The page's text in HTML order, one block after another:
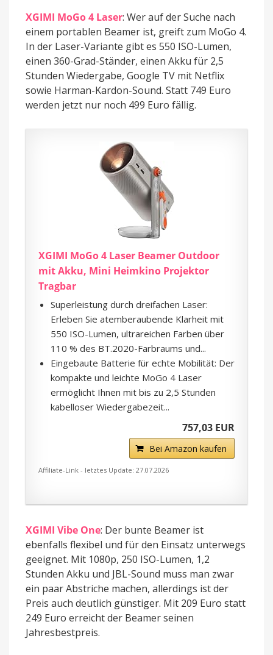
XGIMI MoGo 4 Laser: Wer auf der Suche nach
einem portablen Beamer ist, greift zum MoGo 4.
In der Laser-Variante gibt es 550 ISO-Lumen,
einen 360-Grad-Ständer, einen Akku für 2,5
Stunden Wiedergabe, Google TV mit Netflix
sowie Harman-Kardon-Sound. Statt 749 Euro
werden jetzt nur noch 499 Euro fällig.
XGIMI MoGo 4 Laser Beamer Outdoor
mit Akku, Mini Heimkino Projektor
Tragbar
Superleistung durch dreifachen Laser:
Erleben Sie atemberaubende Klarheit mit
550 ISO-Lumen, ultrareichen Farben über
110 % des BT.2020-Farbraums und...
Eingebaute Batterie für echte Mobilität: Der
kompakte und leichte MoGo 4 Laser
ermöglicht Ihnen mit bis zu 2,5 Stunden
kabelloser Wiedergabezeit...
757,03 EUR
Bei Amazon kaufen
Affiliate-Link - letztes Update: 27.07.2026
XGIMI Vibe One: Der bunte Beamer ist
ebenfalls flexibel und für den Einsatz unterwegs
geeignet. Mit 1080p, 250 ISO-Lumen, 1,2
Stunden Akku und JBL-Sound muss man zwar
ein paar Abstriche machen, allerdings ist der
Preis auch deutlich günstiger. Mit 209 Euro statt
249 Euro erreicht der Beamer seinen
Jahresbestpreis.